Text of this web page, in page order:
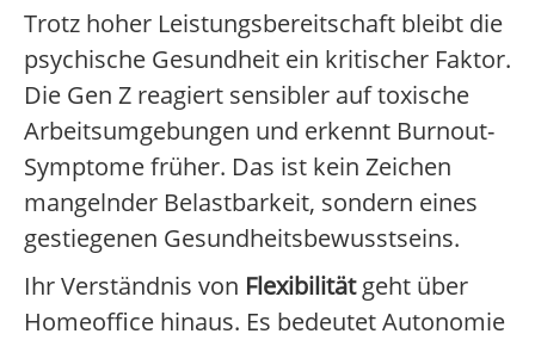
Trotz hoher Leistungsbereitschaft bleibt die
psychische Gesundheit ein kritischer Faktor.
Die Gen Z reagiert sensibler auf toxische
Arbeitsumgebungen und erkennt Burnout-
Symptome früher. Das ist kein Zeichen
mangelnder Belastbarkeit, sondern eines
gestiegenen Gesundheitsbewusstseins.
Ihr Verständnis von Flexibilitätgeht über
Homeoffice hinaus. Es bedeutet Autonomie